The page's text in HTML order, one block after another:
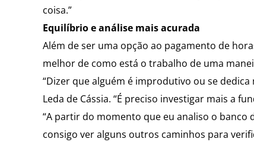
coisa.”
Equilíbrio e análise mais acurada
Além de ser uma opção ao pagamento de
melhor de como está o trabalho de uma
“Dizer que alguém é improdutivo ou se
Leda de Cássia. “É preciso investigar mais a
“A partir do momento que eu analiso o
consigo ver alguns outros caminhos para